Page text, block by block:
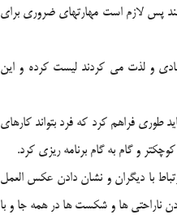
پس لازم است مهارتهاي ضروري براي
و لذت مي كردند ليست كرده و اين
طوري فراهم كرد كه فرد بتواند كارهاي
و گام به گام برنامه ريزي كرد.
با ديگران و نشان دادن عكس العمل
ناراحتي ها و شكست ها در همه جا و با